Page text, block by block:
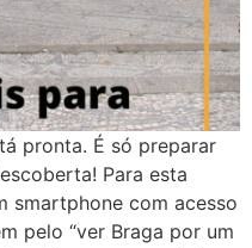
pronta. É só preparar
Para esta
smartphone com acesso
pelo “ver Braga por um